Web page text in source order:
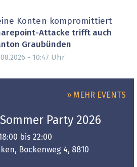
Konten kompromittiert
Attacke trifft auch
Graubünden
- 10:47 Uhr
» MEHR EVENTS
Party 2026
bis 22:00
Bockenweg 4, 8810